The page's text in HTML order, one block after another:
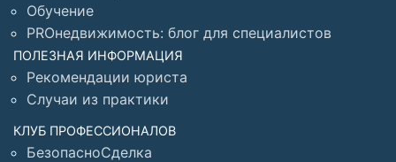
Обучение
PROнедвижимость: блог для специалистов
ПОЛЕЗНАЯ ИНФОРМАЦИЯ
Рекомендации юриста
Случаи из практики
КЛУБ ПРОФЕССИОНАЛОВ
БезопасноСделка